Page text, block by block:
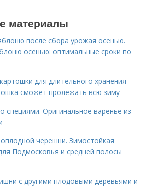
материалы
после сбора урожая осенью.
осенью: оптимальные сроки по
для длительного хранения
сможет пролежать всю зиму
специями. Оригинальное варенье из
черешни. Зимостойкая
Подмосковья и средней полосы
с другими плодовыми деревьями и